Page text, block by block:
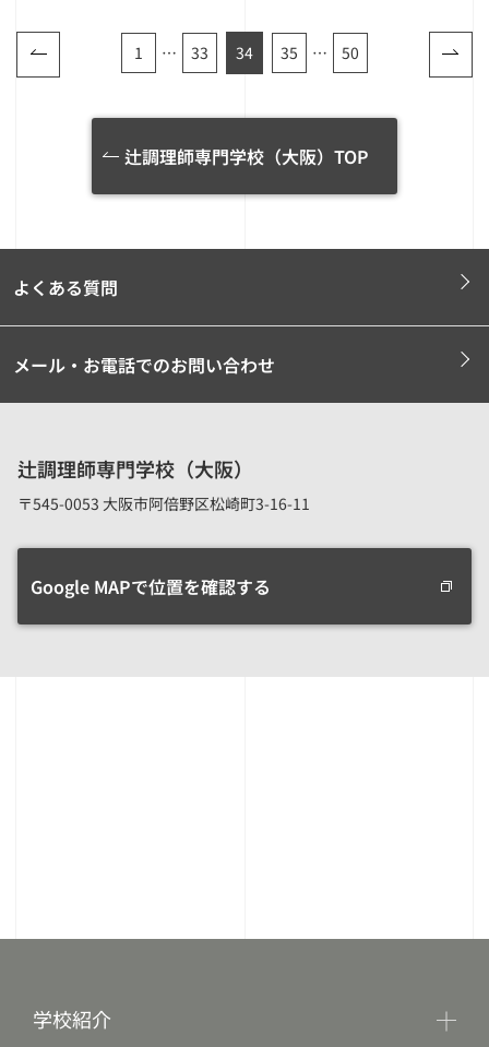
1 … 33 34 35 … 50
辻調理師専門学校（大阪）TOP
よくある質問
メール・お電話でのお問い合わせ
辻調理師専門学校（大阪）
〒545-0053 大阪市阿倍野区松崎町3-16-11
Google MAPで位置を確認する
学校紹介